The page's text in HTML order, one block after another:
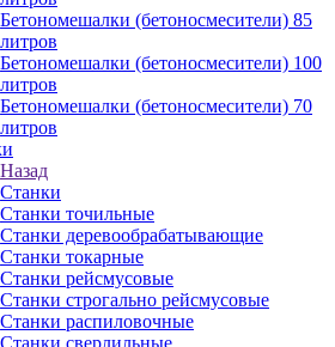
Бетономешалки (бетоносмесители) 85
литров
Бетономешалки (бетоносмесители) 100
литров
Бетономешалки (бетоносмесители) 70
литров
Назад
Станки
Станки точильные
Станки деревообрабатывающие
Станки токарные
Станки рейсмусовые
Станки строгально рейсмусовые
Станки распиловочные
Станки сверлильные